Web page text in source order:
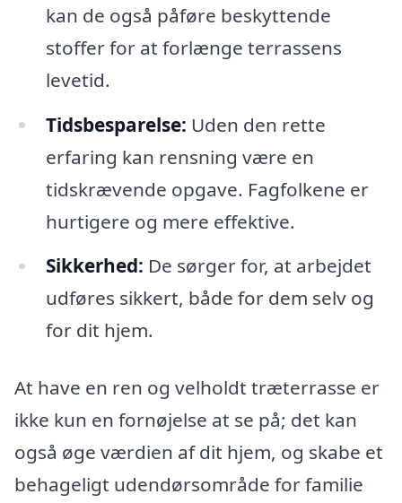
kan de også påføre beskyttende
stoffer for at forlænge terrassens
levetid.
Tidsbesparelse: Uden den rette
erfaring kan rensning være en
tidskrævende opgave. Fagfolkene er
hurtigere og mere effektive.
Sikkerhed: De sørger for, at arbejdet
udføres sikkert, både for dem selv og
for dit hjem.
At have en ren og velholdt træterrasse er
ikke kun en fornøjelse at se på; det kan
også øge værdien af dit hjem, og skabe et
behageligt udendørsområde for familie